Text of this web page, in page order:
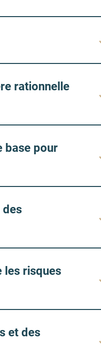
rationnelle
base pour
des
les risques
et des